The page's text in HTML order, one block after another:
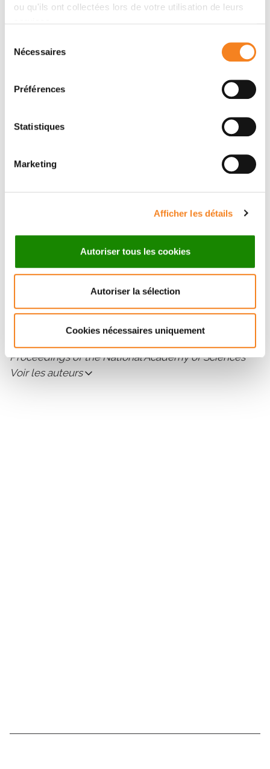
ou qu'ils ont collectées lors de votre utilisation de leurs
Nécessaires
Préférences
Statistiques
Marketing
Afficher les détails
Autoriser tous les cookies
Autoriser la sélection
Cookies nécessaires uniquement
Stiffness and tension gradients of the hair
eLife
Affects Spontaneous Hair-Bundle
Oscillations
Voir les auteurs
Transduction channels' gating can control
ear
Proceedings of the National Academy of Sciences
Voir les auteurs
Phantom tones and suppressive masking by
active nonlinear oscillation of the hair-cell
bundle
Proceedings of the National Academy of Sciences
Voir les auteurs